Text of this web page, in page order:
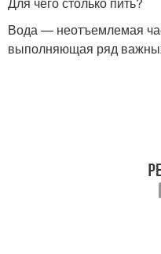
Вода — неотъемлемая
выполняющая ряд